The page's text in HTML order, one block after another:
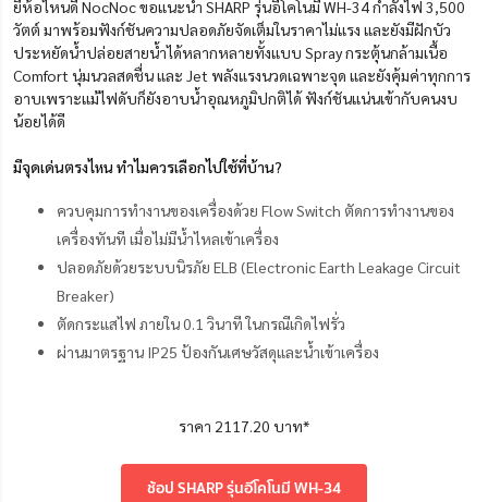
ยี่ห้อไหนดี NocNoc ขอแนะนำ SHARP รุ่นอีโคโนมี WH-34 กำลังไฟ 3,500
วัตต์ มาพร้อมฟังก์ชันความปลอดภัยจัดเต็มในราคาไม่แรง และยังมีฝักบัว
ประหยัดน้ำปล่อยสายน้ำได้หลากหลายทั้งแบบ Spray กระตุ้นกล้ามเนื้อ
Comfort นุ่มนวลสดชื่น และ Jet พลังแรงนวดเฉพาะจุด และยังคุ้มค่าทุกการ
อาบเพราะแม้ไฟดับก็ยังอาบน้ำอุณหภูมิปกติได้ ฟังก์ชันแน่นเข้ากับคนงบ
น้อยได้ดี
มีจุดเด่นตรงไหน ทำไมควรเลือกไปใช้ที่บ้าน?
ควบคุมการทำงานของเครื่องด้วย Flow Switch ตัดการทำงานของ
เครื่องทันที เมื่อไม่มีน้ำไหลเข้าเครื่อง
ปลอดภัยด้วยระบบนิรภัย ELB (Electronic Earth Leakage Circuit
Breaker)
ตัดกระแสไฟ ภายใน 0.1 วินาที ในกรณีเกิดไฟรั่ว
ผ่านมาตรฐาน IP25 ป้องกันเศษวัสดุและน้ำเข้าเครื่อง
ราคา 2117.20 บาท*
ช้อป SHARP รุ่นอีโคโนมี WH-34